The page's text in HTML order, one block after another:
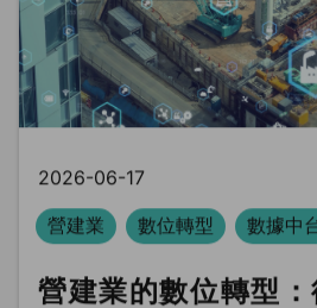
2026-06-17
營建業
數位轉型 數據中
營建業的數位轉型